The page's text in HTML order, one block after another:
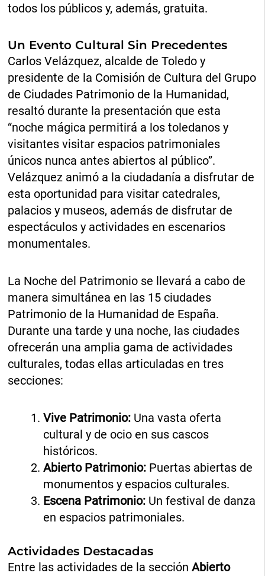
todos los públicos y, además, gratuita.
Un Evento Cultural Sin Precedentes
Carlos Velázquez, alcalde de Toledo y
presidente de la Comisión de Cultura del Grupo
de Ciudades Patrimonio de la Humanidad,
resaltó durante la presentación que esta
“noche mágica permitirá a los toledanos y
visitantes visitar espacios patrimoniales
únicos nunca antes abiertos al público”.
Velázquez animó a la ciudadanía a disfrutar de
esta oportunidad para visitar catedrales,
palacios y museos, además de disfrutar de
espectáculos y actividades en escenarios
monumentales.
La Noche del Patrimonio se llevará a cabo de
manera simultánea en las 15 ciudades
Patrimonio de la Humanidad de España.
Durante una tarde y una noche, las ciudades
ofrecerán una amplia gama de actividades
culturales, todas ellas articuladas en tres
secciones:
Vive Patrimonio: Una vasta oferta
cultural y de ocio en sus cascos
históricos.
Abierto Patrimonio: Puertas abiertas de
monumentos y espacios culturales.
Escena Patrimonio: Un festival de danza
en espacios patrimoniales.
Actividades Destacadas
Entre las actividades de la secciónAbierto